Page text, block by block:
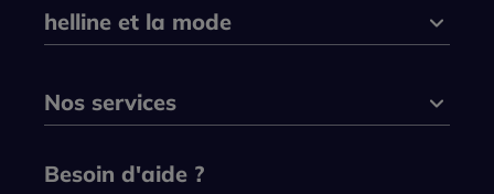
helline et la mode
Nos services
Besoin d'aide ?